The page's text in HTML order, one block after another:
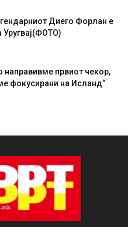
Диего Форлан е
Уругвај(ФОТО)
направивме првиот чекор,
фокусирани на Исланд“